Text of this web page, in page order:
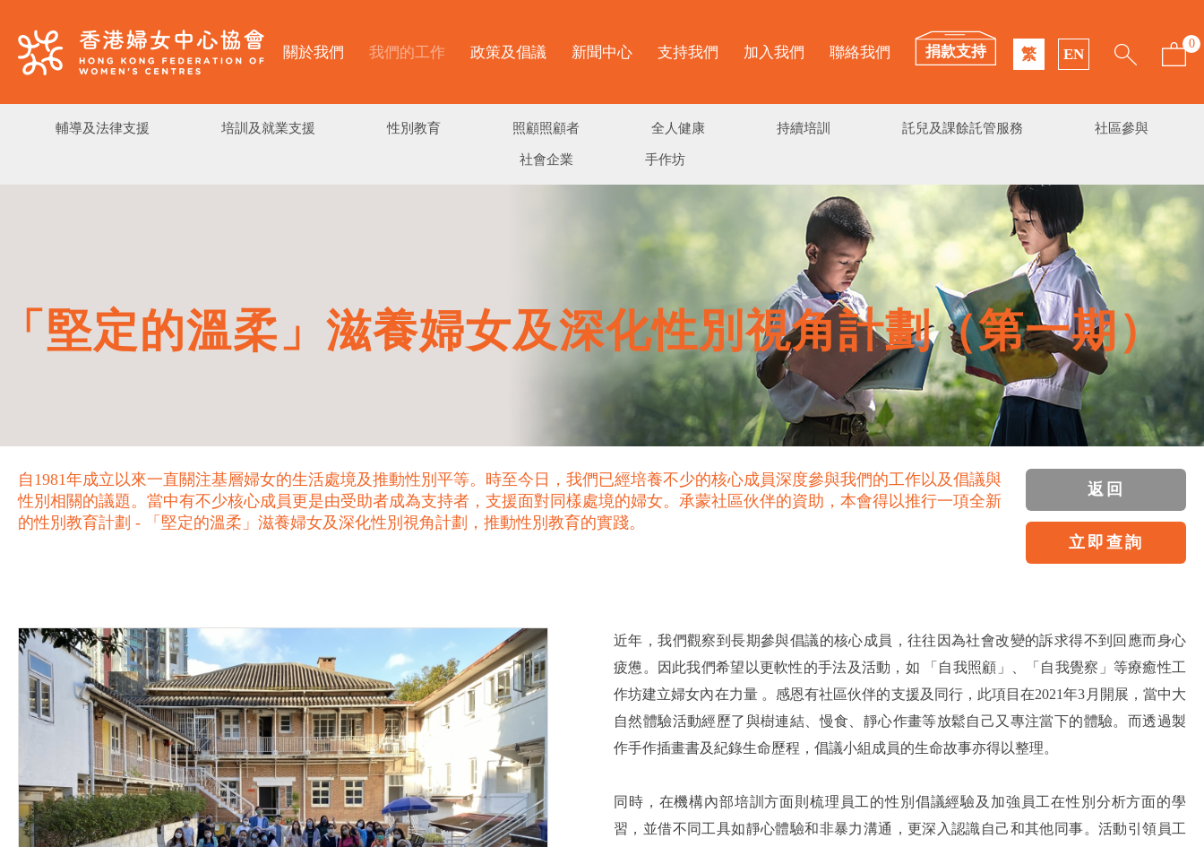
關於我們 我們的工作 政策及倡議 新聞中心 支持我們 加入我們 聯絡我們 捐款支持 繁 EN
0
輔導及法律支援 培訓及就業支援 性別教育 照顧照顧者 全人健康 持續培訓 託兒及課餘託管服務 社區參與
社會企業 手作坊
「堅定的溫柔」滋養婦女及深化性別視角計劃（第一期）
自1981年成立以來一直關注基層婦女的生活處境及推動性別平等。時至今日，我們已經培養不少的核心成員深度參與我們的工作以及倡議與
性別相關的議題。當中有不少核心成員更是由受助者成為支持者，支援面對同樣處境的婦女。承蒙社區伙伴的資助，本會得以推行一項全新
的性別教育計劃 - 「堅定的溫柔」滋養婦女及深化性別視角計劃，推動性別教育的實踐。
返回
立即查詢
近年，我們觀察到長期參與倡議的核心成員，往往因為社會改變的訴求得不到回應而身心
疲憊。因此我們希望以更軟性的手法及活動，如 「自我照顧」、「自我覺察」等療癒性工
作坊建立婦女內在力量 。感恩有社區伙伴的支援及同行，此項目在2021年3月開展，當中大
自然體驗活動經歷了與樹連結、慢食、靜心作畫等放鬆自己又專注當下的體驗。而透過製
作手作插畫書及紀錄生命歷程，倡議小組成員的生命故事亦得以整理。
同時，在機構內部培訓方面則梳理員工的性別倡議經驗及加強員工在性別分析方面的學
習，並借不同工具如靜心體驗和非暴力溝通，更深入認識自己和其他同事。活動引領員工